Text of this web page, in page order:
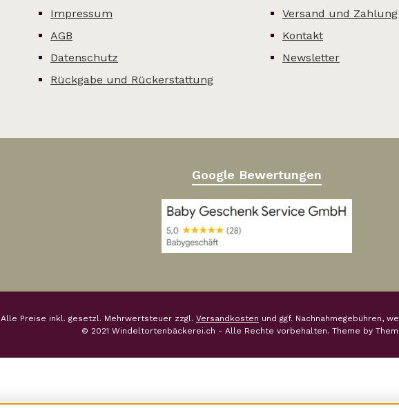
Impressum
AGB
Datenschutz
Rückgabe und Rückerstattung
Versand und Zahlung
Kontakt
Newsletter
Google Bewertungen
Alle Preise inkl. gesetzl. Mehrwertsteuer zzgl. Versandkosten und ggf. Nachnahmegebühren,
© 2021 Windeltortenbäckerei.ch - Alle Rechte vorbehalten. Theme by